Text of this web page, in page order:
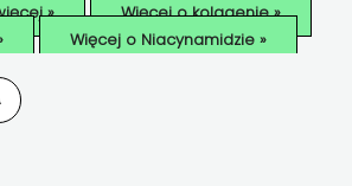
»
Więcej o kolagenie »
Więcej o Niacynamidzie »